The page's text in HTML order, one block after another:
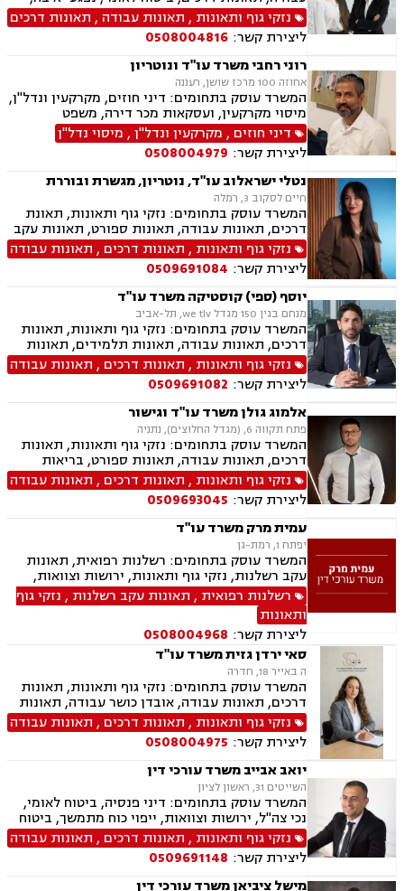
משרד הביטחון, נכי צה״ל, תביעות אזרחיות.
נזקי גוף ותאונות , תאונות עבודה , תאונות דרכים
ליצירת קשר: 0508004816
רוני רחבי משרד עו"ד ונוטריון
אחוזה 100 מרכז שושן, רעננה
המשרד עוסק בתחומים: דיני חוזים, מקרקעין ונדל"ן,
מיסוי מקרקעין, ועסקאות מכר דירה, משפט
אזרחי-מסחרי, ייפוי כוח מתמשך, ירושות וצוואות,
דיני עבודה, דיני משפחה, הסכמי ממון, נזקי גוף
ותאונות, נוטריון.
דיני חוזים , מקרקעין ונדל"ן, מיסוי נדל"ן
ליצירת קשר: 0508004979
נטלי ישראלוב עו"ד, נוטריון, מגשרת ובוררת
חיים לסקוב 3, רמלה
המשרד עוסק בתחומים: נזקי גוף ותאונות, תאונת
דרכים, תאונות עבודה, תאונות ספורט, תאונות עקב
רשלנות, תאונות תלמידים, ביטוח לאומי, גישור,
רשלנות רפואית הריון ולידה, ירושות וצוואות, ייפוי
כוח מתמשך, ביטוח סיעודי, נפגעי עבירה, בריאות
הנפש,
נזקי גוף ותאונות , תאונות דרכים , תאונות עבודה
ליצירת קשר: 0509691084
יוסף (ספי) קוסטיקה משרד עו"ד
מנחם בגין 150 מגדל we tlv, תל-אביב
המשרד עוסק בתחומים: נזקי גוף ותאונות, תאונות
דרכים, תאונות עבודה, תאונות תלמידים, תאונות
ספורט, תאונות עקב רשלנות, ביטוח לאומי, רשלנות
רפואית, אובדן כושר עבודה
נזקי גוף ותאונות , תאונות דרכים , תאונות עבודה
ליצירת קשר: 0509691082
אלמוג גולן משרד עו"ד וגישור
פתח תקווה 6, (מגדל החלוצים), נתניה
המשרד עוסק בתחומים: נזקי גוף ותאונות, תאונות
דרכים, תאונות עבודה, תאונות ספורט, בריאות
הנפש, אובדן כושר עבודה, תאונות תלמידים תאונות
עקב רשלנות, ביטוח לאומי, גישור.
נזקי גוף ותאונות , תאונות דרכים , תאונות עבודה
ליצירת קשר: 0509693045
עמית מרק משרד עו"ד
יפתח 1, רמת-גן
המשרד עוסק בתחומים: רשלנות רפואית, תאונות
עקב רשלנות, נזקי גוף ותאונות, ירושות וצוואות,
ייפוי כוח מתמשך, דיני חוזים
רשלנות רפואית , תאונות עקב רשלנות , נזקי גוף
ותאונות
ליצירת קשר: 0508004968
סאי ירדן גזית משרד עו"ד
ה באייר 18, חדרה
המשרד עוסק בתחומים: נזקי גוף ותאונות, תאונות
דרכים, תאונות עבודה, אובדן כושר עבודה, תאונות
תלמידים, תאונות ספורט, תאונות עקב רשלנות, צבא
ומשרד הביטחון, תביעות ביטוח ונזקי רכוש, ביטוח
סיעודי, פנסיה, הורות חד מינית, גישור
נזקי גוף ותאונות , תאונות דרכים , תאונות עבודה
ליצירת קשר: 0508004975
יואב אבייב משרד עורכי דין
השייטים 31, ראשון לציון
המשרד עוסק בתחומים: דיני פנסיה, ביטוח לאומי,
נכי צה"ל, ירושות וצוואות, ייפוי כוח מתמשך, ביטוח
סיעודי, תביעות ביטוח ונזקי רכוש, נזקי גוף ותאונות,
תאונות דרכים, תאונות עבודה, בריאות הנפש, אובדן
כושר עבודה, תאונות תלמידים, רשלנות רפואית.
נזקי גוף ותאונות , תאונות דרכים , תאונות עבודה
ליצירת קשר: 0509691148
מישל ציביאן משרד עורכי דין